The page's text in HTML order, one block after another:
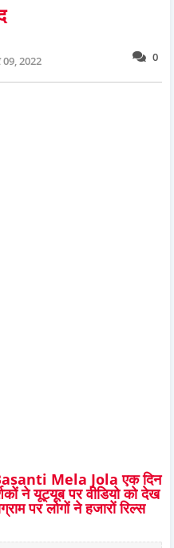
0
09, 2022
Mela Jola एक दिन
ने यूट्यूब पर वीडियो को देख
पर लोगों ने हजारों रिल्स